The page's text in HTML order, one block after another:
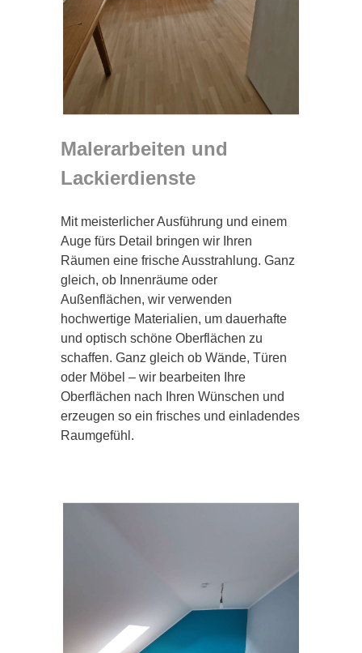
Malerarbeiten und
Lackierdienste
Mit meisterlicher Ausführung und einem
Auge fürs Detail bringen wir Ihren
Räumen eine frische Ausstrahlung. Ganz
gleich, ob Innenräume oder
Außenflächen, wir verwenden
hochwertige Materialien, um dauerhafte
und optisch schöne Oberflächen zu
schaffen. Ganz gleich ob Wände, Türen
oder Möbel – wir bearbeiten Ihre
Oberflächen nach Ihren Wünschen und
erzeugen so ein frisches und einladendes
Raumgefühl.